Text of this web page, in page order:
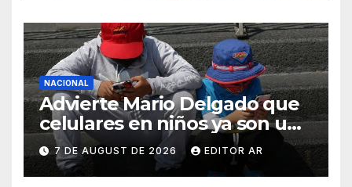
NACIONAL
Advierte Mario Delgado que
celulares en niños ya son un
problema de salud pública
7 DE AUGUST DE 2026 EDITOR AR